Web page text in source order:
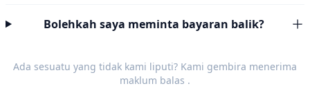
Bolehkah saya meminta bayaran balik?
Ada sesuatu yang tidak kami liputi? Kami gembira menerima
maklum balas .